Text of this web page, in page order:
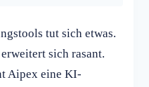
tut sich etwas.
sich rasant.
Aipex eine KI-